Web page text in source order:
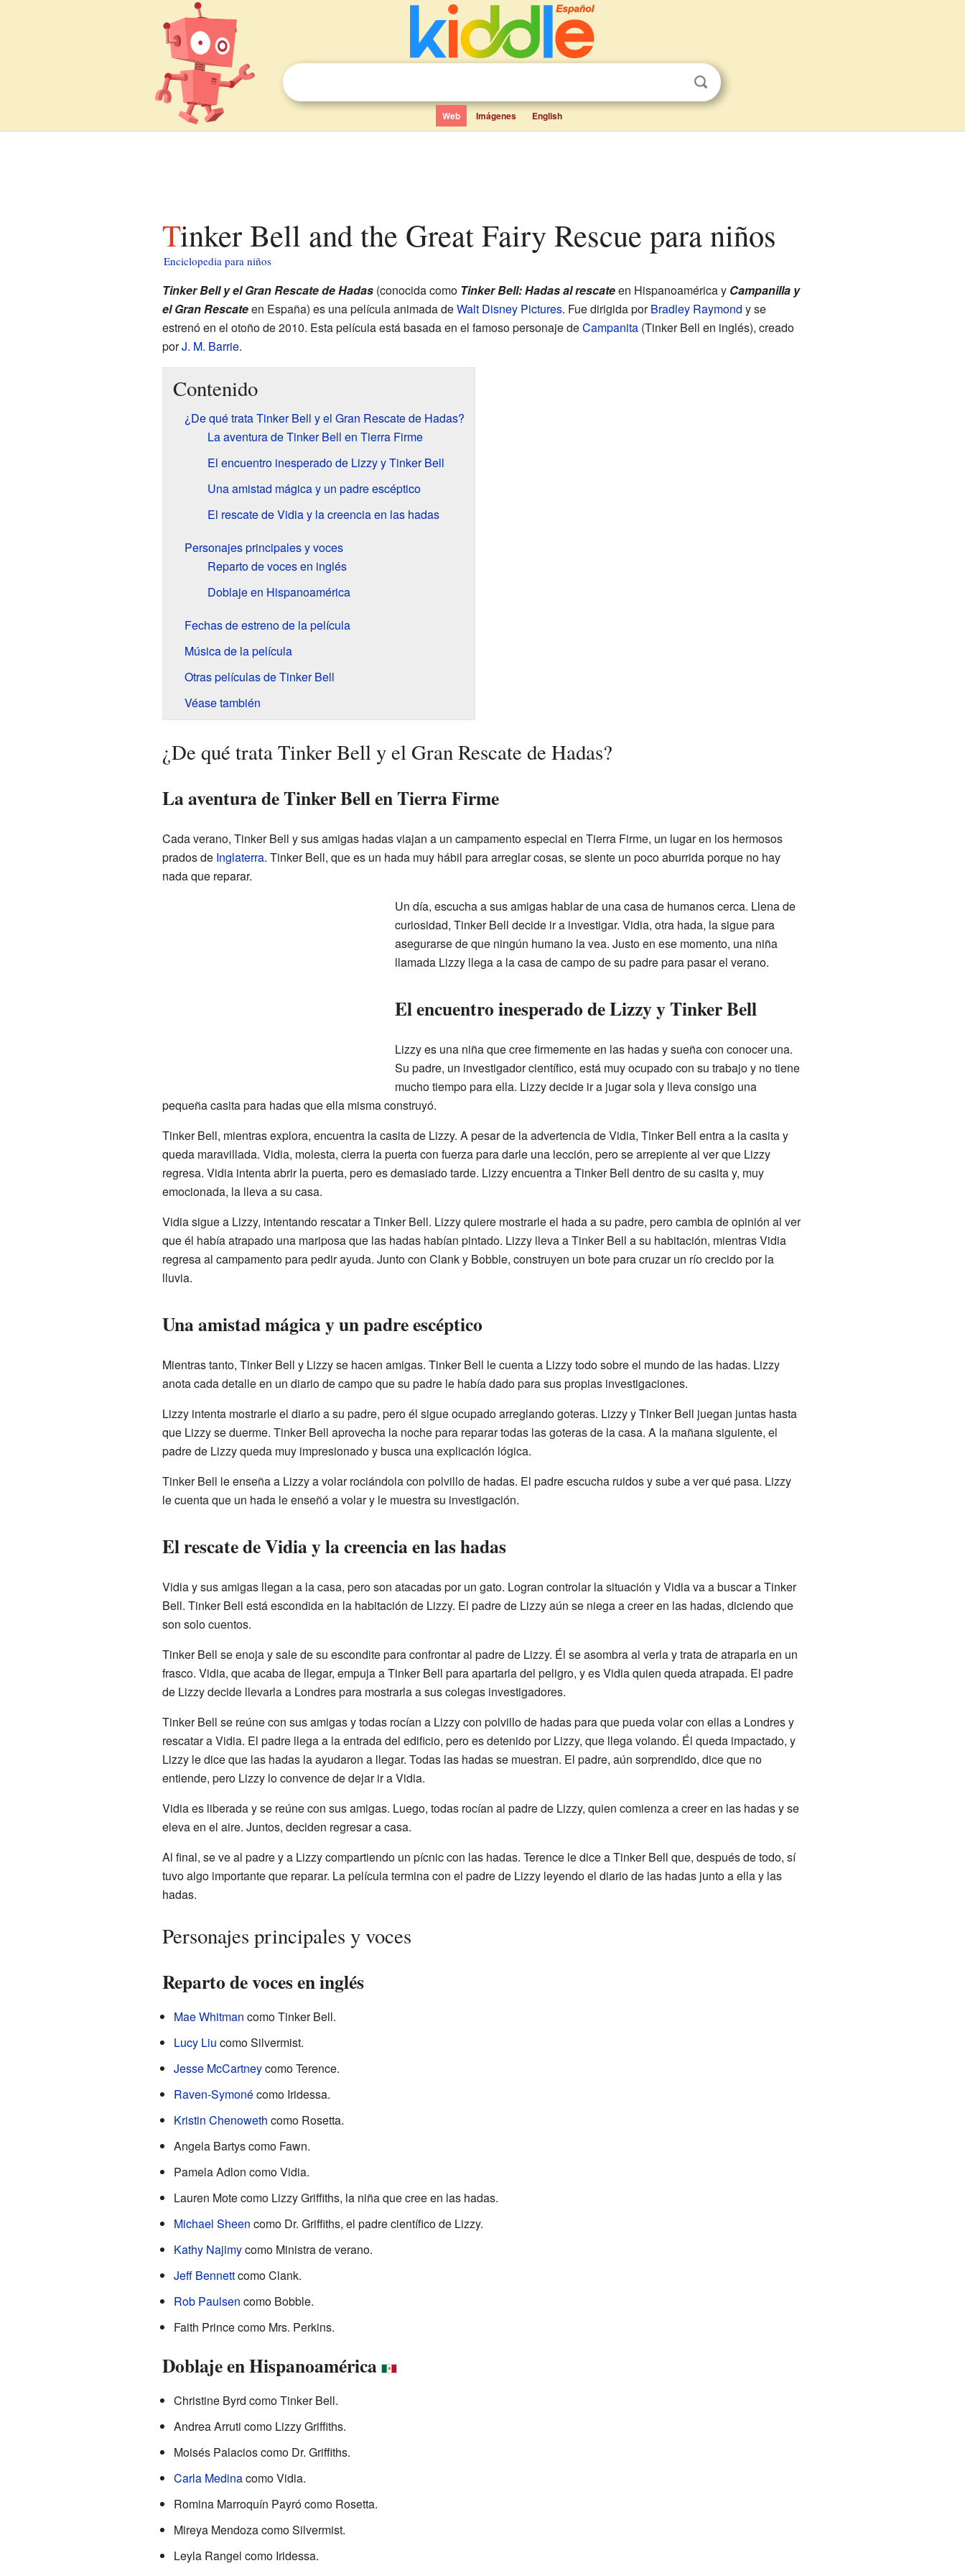
Web Imágenes English
Tinker Bell and the Great Fairy Rescue para niños
Enciclopedia para niños
Tinker Bell y el Gran Rescate de Hadas(conocida como Tinker Bell: Hadas al rescateen Hispanoamérica y Campanilla y
el Gran Rescateen España) es una película animada deWalt Disney Pictures. Fue dirigida porBradley Raymond y se
estrenó en el otoño de 2010. Esta película está basada en el famoso personaje deCampanita(Tinker Bell en inglés), creado
porJ. M. Barrie.
Contenido
¿De qué trata Tinker Bell y el Gran Rescate de Hadas?
La aventura de Tinker Bell en Tierra Firme
El encuentro inesperado de Lizzy y Tinker Bell
Una amistad mágica y un padre escéptico
El rescate de Vidia y la creencia en las hadas
Personajes principales y voces
Reparto de voces en inglés
Doblaje en Hispanoamérica
Fechas de estreno de la película
Música de la película
Otras películas de Tinker Bell
Véase también
¿De qué trata Tinker Bell y el Gran Rescate de Hadas?
La aventura de Tinker Bell en Tierra Firme
Cada verano, Tinker Bell y sus amigas hadas viajan a un campamento especial en Tierra Firme, un lugar en los hermosos
prados de Inglaterra. Tinker Bell, que es un hada muy hábil para arreglar cosas, se siente un poco aburrida porque no hay
nada que reparar.
Un día, escucha a sus amigas hablar de una casa de humanos cerca. Llena de
curiosidad, Tinker Bell decide ir a investigar. Vidia, otra hada, la sigue para
asegurarse de que ningún humano la vea. Justo en ese momento, una niña
llamada Lizzy llega a la casa de campo de su padre para pasar el verano.
El encuentro inesperado de Lizzy y Tinker Bell
Lizzy es una niña que cree firmemente en las hadas y sueña con conocer una.
Su padre, un investigador científico, está muy ocupado con su trabajo y no tiene
mucho tiempo para ella. Lizzy decide ir a jugar sola y lleva consigo una
pequeña casita para hadas que ella misma construyó.
Tinker Bell, mientras explora, encuentra la casita de Lizzy. A pesar de la advertencia de Vidia, Tinker Bell entra a la casita y
queda maravillada. Vidia, molesta, cierra la puerta con fuerza para darle una lección, pero se arrepiente al ver que Lizzy
regresa. Vidia intenta abrir la puerta, pero es demasiado tarde. Lizzy encuentra a Tinker Bell dentro de su casita y, muy
emocionada, la lleva a su casa.
Vidia sigue a Lizzy, intentando rescatar a Tinker Bell. Lizzy quiere mostrarle el hada a su padre, pero cambia de opinión al ver
que él había atrapado una mariposa que las hadas habían pintado. Lizzy lleva a Tinker Bell a su habitación, mientras Vidia
regresa al campamento para pedir ayuda. Junto con Clank y Bobble, construyen un bote para cruzar un río crecido por la
lluvia.
Una amistad mágica y un padre escéptico
Mientras tanto, Tinker Bell y Lizzy se hacen amigas. Tinker Bell le cuenta a Lizzy todo sobre el mundo de las hadas. Lizzy
anota cada detalle en un diario de campo que su padre le había dado para sus propias investigaciones.
Lizzy intenta mostrarle el diario a su padre, pero él sigue ocupado arreglando goteras. Lizzy y Tinker Bell juegan juntas hasta
que Lizzy se duerme. Tinker Bell aprovecha la noche para reparar todas las goteras de la casa. A la mañana siguiente, el
padre de Lizzy queda muy impresionado y busca una explicación lógica.
Tinker Bell le enseña a Lizzy a volar rociándola con polvillo de hadas. El padre escucha ruidos y sube a ver qué pasa. Lizzy
le cuenta que un hada le enseñó a volar y le muestra su investigación.
El rescate de Vidia y la creencia en las hadas
Vidia y sus amigas llegan a la casa, pero son atacadas por un gato. Logran controlar la situación y Vidia va a buscar a Tinker
Bell. Tinker Bell está escondida en la habitación de Lizzy. El padre de Lizzy aún se niega a creer en las hadas, diciendo que
son solo cuentos.
Tinker Bell se enoja y sale de su escondite para confrontar al padre de Lizzy. Él se asombra al verla y trata de atraparla en un
frasco. Vidia, que acaba de llegar, empuja a Tinker Bell para apartarla del peligro, y es Vidia quien queda atrapada. El padre
de Lizzy decide llevarla a Londres para mostrarla a sus colegas investigadores.
Tinker Bell se reúne con sus amigas y todas rocían a Lizzy con polvillo de hadas para que pueda volar con ellas a Londres y
rescatar a Vidia. El padre llega a la entrada del edificio, pero es detenido por Lizzy, que llega volando. Él queda impactado, y
Lizzy le dice que las hadas la ayudaron a llegar. Todas las hadas se muestran. El padre, aún sorprendido, dice que no
entiende, pero Lizzy lo convence de dejar ir a Vidia.
Vidia es liberada y se reúne con sus amigas. Luego, todas rocían al padre de Lizzy, quien comienza a creer en las hadas y se
eleva en el aire. Juntos, deciden regresar a casa.
Al final, se ve al padre y a Lizzy compartiendo un pícnic con las hadas. Terence le dice a Tinker Bell que, después de todo, sí
tuvo algo importante que reparar. La película termina con el padre de Lizzy leyendo el diario de las hadas junto a ella y las
hadas.
Personajes principales y voces
Reparto de voces en inglés
Mae Whitman como Tinker Bell.
Lucy Liu como Silvermist.
Jesse McCartneycomo Terence.
Raven-Symonécomo Iridessa.
Kristin Chenoweth como Rosetta.
Angela Bartys como Fawn.
Pamela Adlon como Vidia.
Lauren Mote como Lizzy Griffiths, la niña que cree en las hadas.
Michael Sheen como Dr. Griffiths, el padre científico de Lizzy.
Kathy Najimycomo Ministra de verano.
Jeff Bennettcomo Clank.
Rob Paulsen como Bobble.
Faith Prince como Mrs. Perkins.
Doblaje en Hispanoamérica
Christine Byrd como Tinker Bell.
Andrea Arruti como Lizzy Griffiths.
Moisés Palacios como Dr. Griffiths.
Carla Medinacomo Vidia.
Romina Marroquín Payró como Rosetta.
Mireya Mendoza como Silvermist.
Leyla Rangel como Iridessa.